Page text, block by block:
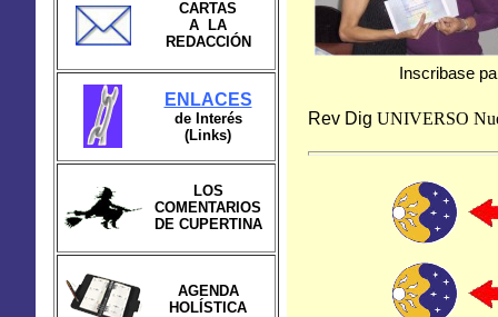
CARTAS
A LA
REDACCIÓN
ENLACES
de Interés
(Links)
LOS
COMENTARIOS
DE CUPERTINA
AGENDA
HOLÍSTICA
Inscribase
Rev Dig UNIVERSO